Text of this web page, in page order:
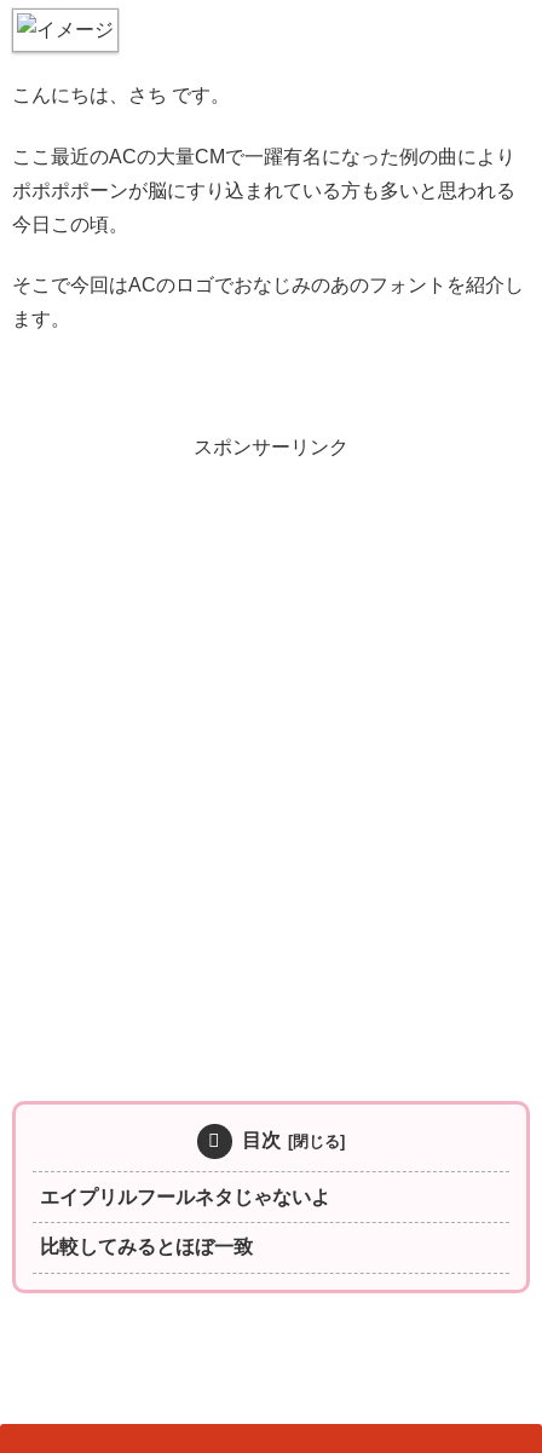
こんにちは、さち です。
ここ最近のACの大量CMで一躍有名になった例の曲により
ポポポポーンが脳にすり込まれている方も多いと思われる
今日この頃。
そこで今回はACのロゴでおなじみのあのフォントを紹介し
ます。
スポンサーリンク
目次
エイプリルフールネタじゃないよ
比較してみるとほぼ一致